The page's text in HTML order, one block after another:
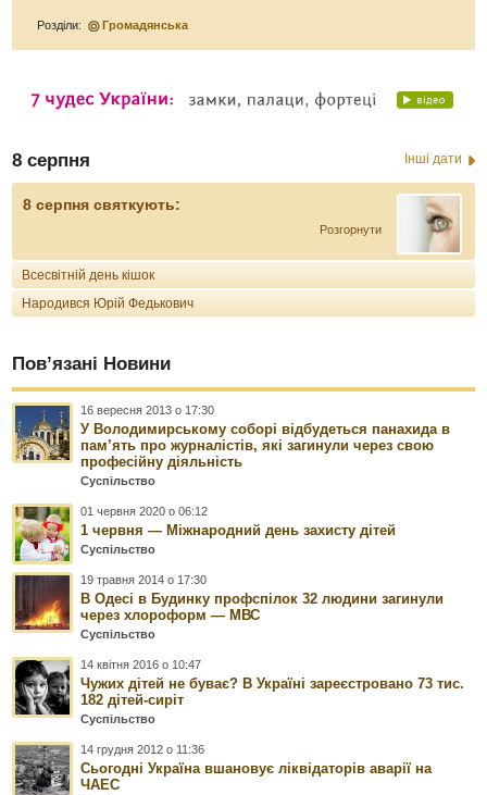
Розділи: Громадянська
8 серпня Інші дати
8 серпня святкують:
Розгорнути
Всесвітній день кішок
Народився Юрій Федькович
Пов’язані Новини
16 вересня 2013 о 17:30
У Володимирському соборі відбудеться панахида в
пам’ять про журналістів, які загинули через свою
професійну діяльність
Суспільство
01 червня 2020 о 06:12
1 червня — Міжнародний день захисту дітей
Суспільство
19 травня 2014 о 17:30
В Одесі в Будинку профспілок 32 людини загинули
через хлороформ — МВС
Суспільство
14 квітня 2016 о 10:47
Чужих дітей не буває? В Україні зареєстровано 73 тис.
182 дітей-сиріт
Суспільство
14 грудня 2012 о 11:36
Сьогодні Україна вшановує ліквідаторів аварії на
ЧАЕС